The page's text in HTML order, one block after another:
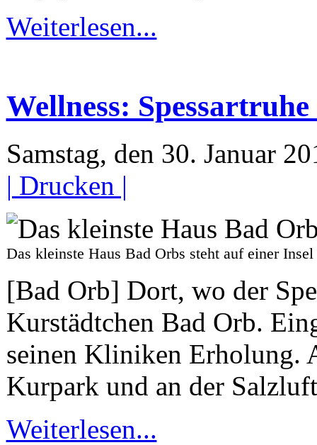
Weiterlesen...
Wellness:
Samstag, den 30. Januar
| Drucken |
Das kleinste Haus Bad Orbs steht auf einer
[Bad Orb] Dort, wo der
Kurstädtchen Bad Orb.
seinen Kliniken Erholung.
Kurpark und an der
Weiterlesen...